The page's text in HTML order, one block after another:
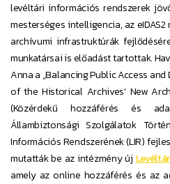
levéltári információs rendszerek
mesterséges intelligencia, az
archívumi infrastruktúrák
munkatársai is előadást tartottak.
Anna a „Balancing Public Access
of the Historical Archives’ New
(Közérdekű hozzáférés és
Állambiztonsági Szolgálatok
Információs Rendszerének (LIR)
mutatták be az intézmény új
amely az online hozzáférés és az